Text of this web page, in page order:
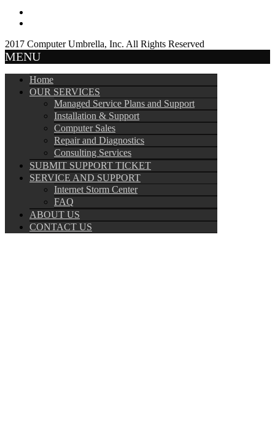
2017 Computer Umbrella, Inc. All Rights Reserved
MENU
Home
OUR SERVICES
Managed Service Plans and Support
Installation & Support
Computer Sales
Repair and Diagnostics
Consulting Services
SUBMIT SUPPORT TICKET
SERVICE AND SUPPORT
Internet Storm Center
FAQ
ABOUT US
CONTACT US